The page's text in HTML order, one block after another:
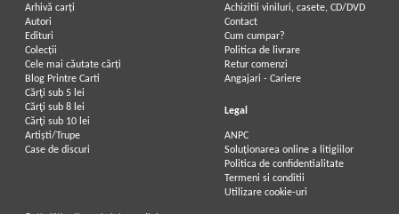
Arhivă carți
Autori
Edituri
Colecții
Cele mai căutate cărți
Blog Printre Carti
Cărţi sub 5 lei
Cărţi sub 8 lei
Cărţi sub 10 lei
Artiști/Trupe
Case de discuri
Achizitii viniluri, casete, CD/DVD
Contact
Cum cumpar?
Politica de livrare
Retur comenzi
Angajari - Cariere
Legal
ANPC
Soluționarea online a litigiilor
Politica de confidentialitate
Termeni si conditii
Utilizare cookie-uri